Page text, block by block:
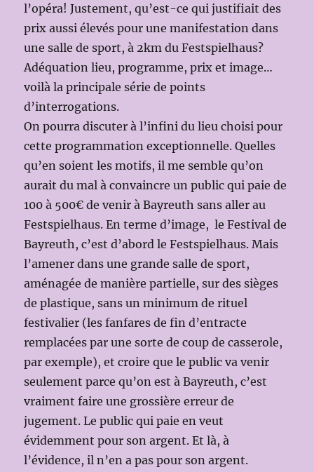
l’opéra! Justement, qu’est-ce qui justifiait des
prix aussi élevés pour une manifestation dans
une salle de sport, à 2km du Festspielhaus?
Adéquation lieu, programme, prix et image…
voilà la principale série de points
d’interrogations.
On pourra discuter à l’infini du lieu choisi pour
cette programmation exceptionnelle. Quelles
qu’en soient les motifs, il me semble qu’on
aurait du mal à convaincre un public qui paie de
100 à 500€ de venir à Bayreuth sans aller au
Festspielhaus. En terme d’image, le Festival de
Bayreuth, c’est d’abord le Festspielhaus. Mais
l’amener dans une grande salle de sport,
aménagée de manière partielle, sur des sièges
de plastique, sans un minimum de rituel
festivalier (les fanfares de fin d’entracte
remplacées par une sorte de coup de casserole,
par exemple), et croire que le public va venir
seulement parce qu’on est à Bayreuth, c’est
vraiment faire une grossière erreur de
jugement. Le public qui paie en veut
évidemment pour son argent. Et là, à
l’évidence, il n’en a pas pour son argent.